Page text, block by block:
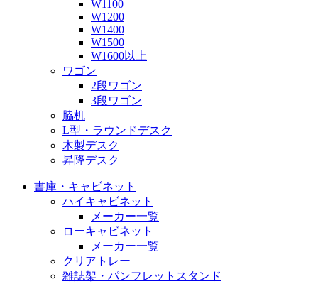
W1100
W1200
W1400
W1500
W1600以上
ワゴン
2段ワゴン
3段ワゴン
脇机
L型・ラウンドデスク
木製デスク
昇降デスク
書庫・キャビネット
ハイキャビネット
メーカー一覧
ローキャビネット
メーカー一覧
クリアトレー
雑誌架・パンフレットスタンド